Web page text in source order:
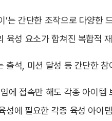
’는 간단한 조작으로 다양
육성 요소가 합쳐진 복합적
출석, 미션 달성 등 간단한
에 접속만 해도 각종 아이템
성에 필요한 각종 육성 아이